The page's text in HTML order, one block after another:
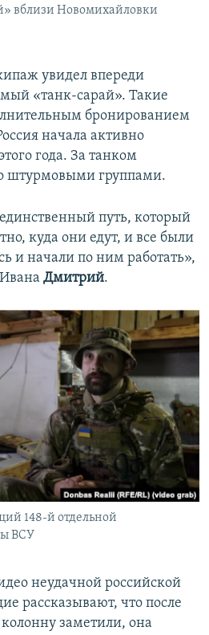
вблизи Новомихайловки
увидел впереди
«танк-сарай». Такие
бронированием
начала активно
года. За танком
штурмовыми группами.
путь, который
куда они едут, и все были
и начали по ним работать»,
Дмитрий.
148-й отдельной
ВСУ
неудачной российской
рассказывают, что после
заметили, она